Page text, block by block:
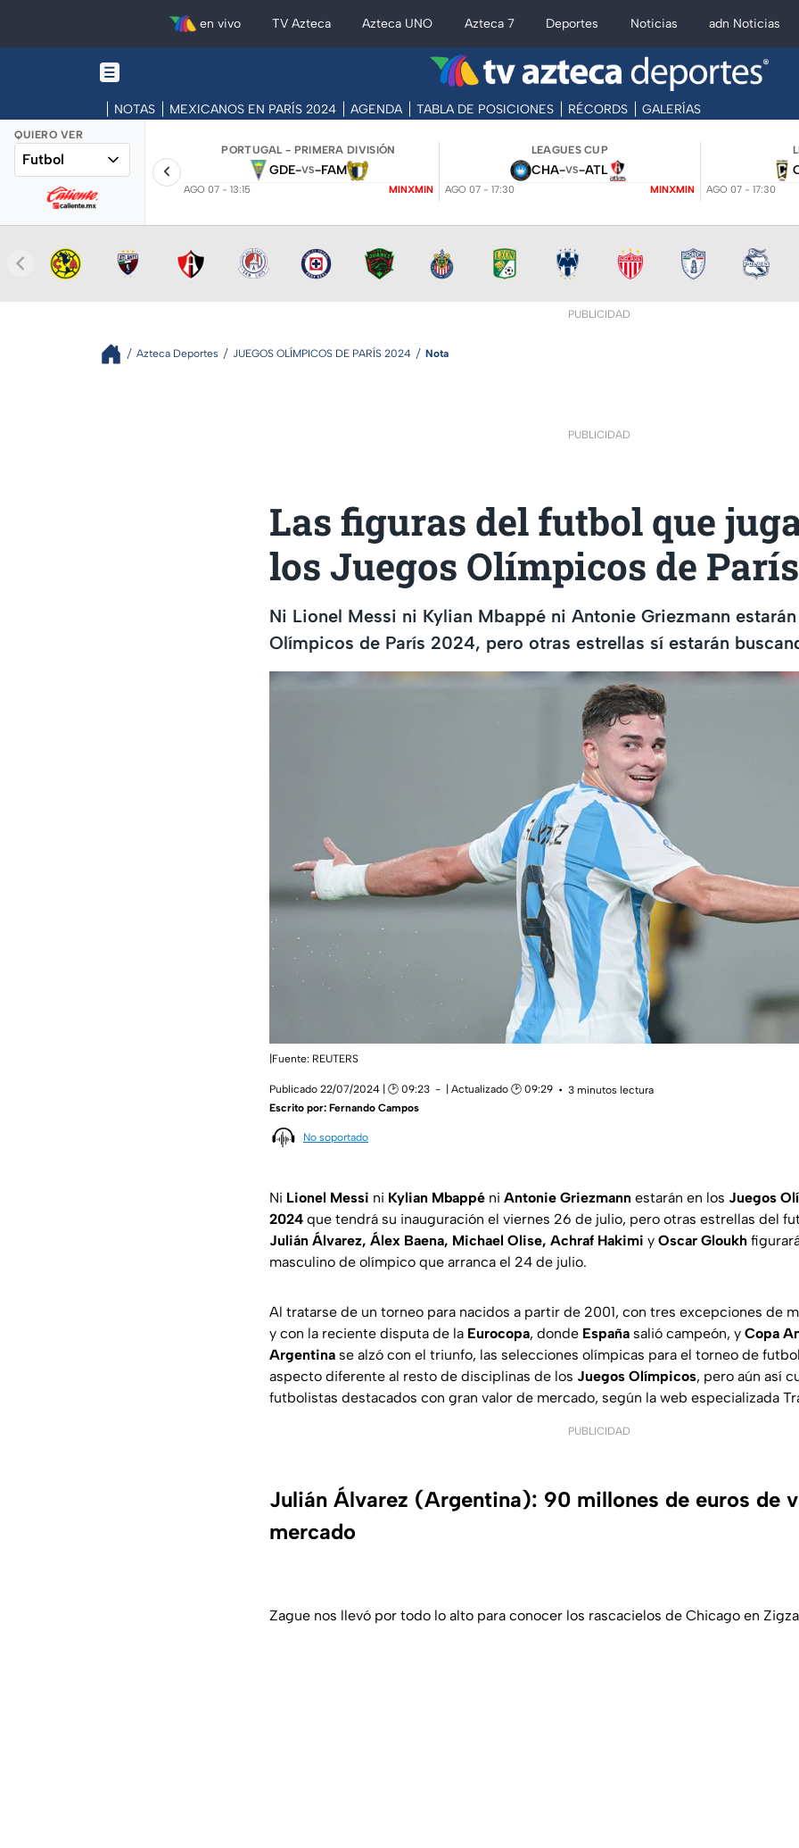
en vivo TV Azteca Azteca UNO Azteca 7 Deportes Noticias adn Noticias
NOTAS MEXICANOS EN PARÍS 2024 AGENDA TABLA DE POSICIONES RÉCORDS GALERÍAS
QUIERO VER
Futbol
PORTUGAL - PRIMERA DIVISIÓN
GDE-VS-FAM
AGO 07 - 13:15 MINXMIN
LEAGUES CUP
CHA-VS-ATL
AGO 07 - 17:30 MINXMIN AGO 07 - 17:30
PUBLICIDAD
Azteca Deportes JUEGOS OLÍMPICOS DE PARÍS 2024 Nota
PUBLICIDAD
Las figuras del futbol que
los Juegos Olímpicos de
Ni Lionel Messi ni Kylian Mbappé ni Antonie Griezmann
Olímpicos de París 2024, pero otras estrellas sí estarán
|Fuente: REUTERS
Publicado 22/07/2024 | 🕑 09:23 | Actualizado 🕑 09:29
3 minutos lectura
Escrito por: Fernando Campos
No soportado
Ni Lionel Messi ni Kylian Mbappé ni Antonie Griezmann estarán en los Juegos
2024 que tendrá su inauguración el viernes 26 de julio, pero otras estrellas del
Julián Álvarez, Álex Baena, Michael Olise, Achraf Hakimi y Oscar Gloukh
masculino de olímpico que arranca el 24 de julio.
Al tratarse de un torneo para nacidos a partir de 2001, con tres excepciones de
y con la reciente disputa de la Eurocopa, donde España salió campeón, y Copa
Argentina se alzó con el triunfo, las selecciones olímpicas para el torneo de
aspecto diferente al resto de disciplinas de los Juegos Olímpicos, pero aún así
futbolistas destacados con gran valor de mercado, según la web especializada
PUBLICIDAD
Julián Álvarez (Argentina): 90 millones de euros de
mercado
Zague nos llevó por todo lo alto para conocer los rascacielos de Chicago en